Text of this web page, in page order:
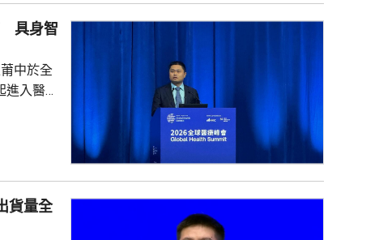
定吸引
為...
具身智
中於全
入醫療
，美團
作出預
美團在
貨量全